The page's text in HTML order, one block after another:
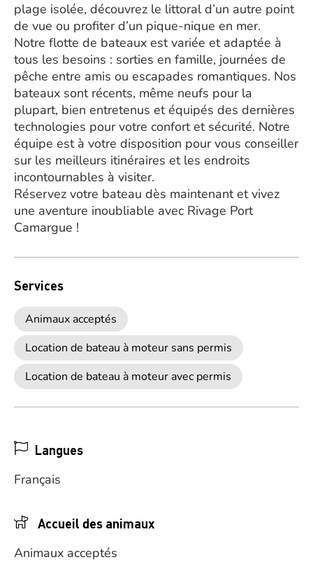
plage isolée, découvrez le littoral d’un autre point
de vue ou profiter d’un pique-nique en mer.
Notre flotte de bateaux est variée et adaptée à
tous les besoins : sorties en famille, journées de
pêche entre amis ou escapades romantiques. Nos
bateaux sont récents, même neufs pour la
plupart, bien entretenus et équipés des dernières
technologies pour votre confort et sécurité. Notre
équipe est à votre disposition pour vous conseiller
sur les meilleurs itinéraires et les endroits
incontournables à visiter.
Réservez votre bateau dès maintenant et vivez
une aventure inoubliable avec Rivage Port
Camargue !
Services
Animaux acceptés
Location de bateau à moteur sans permis
Location de bateau à moteur avec permis
Langues
Français
Accueil des animaux
Animaux acceptés